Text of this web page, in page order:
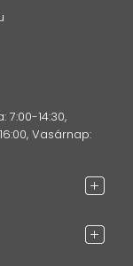
7:00-14:30,
Vasárnap: